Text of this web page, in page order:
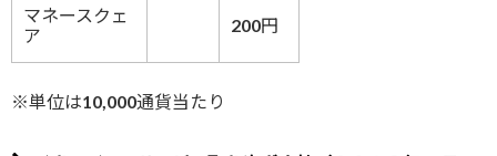
マネースクェ
ア
200円
※単位は10,000通貨当たり